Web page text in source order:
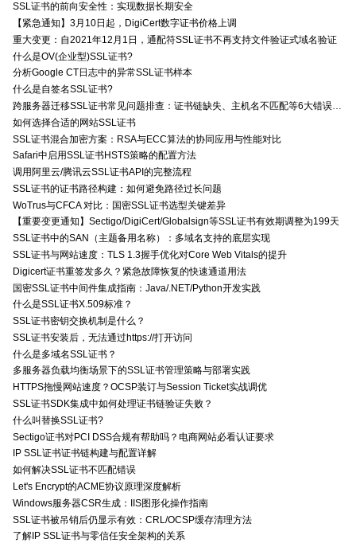
SSL证书的前向安全性：实现数据长期安全
【紧急通知】3月10日起，DigiCert数字证书价格上调
重大变更：自2021年12月1日，通配符SSL证书不再支持文件验证式域名验证
什么是OV(企业型)SSL证书?
分析Google CT日志中的异常SSL证书样本
什么是自签名SSL证书?
跨服务器迁移SSL证书常见问题排查：证书链缺失、主机名不匹配等6大错误解决方案
如何选择合适的网站SSL证书
SSL证书混合加密方案：RSA与ECC算法的协同应用与性能对比
Safari中启用SSL证书HSTS策略的配置方法
调用阿里云/腾讯云SSL证书API的完整流程
SSL证书的证书路径构建：如何避免路径过长问题
WoTrus与CFCA 对比：国密SSL证书选型关键差异
【重要变更通知】Sectigo/DigiCert/Globalsign等SSL证书有效期调整为199天
SSL证书中的SAN（主题备用名称）：多域名支持的底层实现
SSL证书与网站速度：TLS 1.3握手优化对Core Web Vitals的提升
Digicert证书重签发多久？紧急故障恢复的快速通道用法
国密SSL证书中间件集成指南：Java/.NET/Python开发实践
什么是SSL证书X.509标准？
SSL证书密钥交换机制是什么？
SSL证书安装后，无法通过https://打开访问
什么是多域名SSL证书？
多服务器负载均衡场景下的SSL证书管理策略与部署实践
HTTPS拖慢网站速度？OCSP装订与Session Ticket实战调优
SSL证书SDK集成中如何处理证书链验证失败？
什么叫替换SSL证书?
Sectigo证书对PCI DSS合规有帮助吗？电商网站必看认证要求
IP SSL证书证书链构建与配置详解
如何解决SSL证书不匹配错误
Let's Encrypt的ACME协议原理深度解析
Windows服务器CSR生成：IIS图形化操作指南
SSL证书被吊销后仍显示有效：CRL/OCSP缓存清理方法
了解IP SSL证书与零信任安全架构的关系